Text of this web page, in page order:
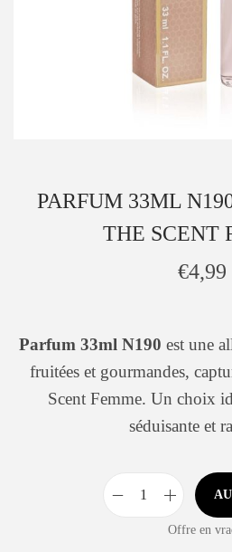
PARFUM 33ML
THE SCENT
€4,99
Parfum 33ml N190 est une
fruitées et gourmandes,
Scent Femme. Un choix
séduisante et
Offre en